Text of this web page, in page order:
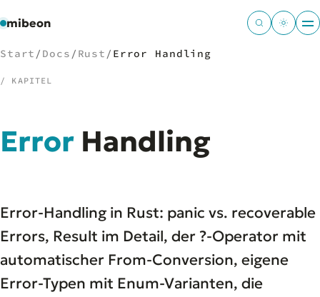
mibeon
Start
04Leistungen
05Docs
Tools
Welten
Start / Docs / Rust / Error Handling
/ KAPITEL
Error Handling
Error-Handling in Rust: panic vs. recoverable
Errors, Result im Detail, der ?-Operator mit
automatischer From-Conversion, eigene
Error-Typen mit Enum-Varianten, die